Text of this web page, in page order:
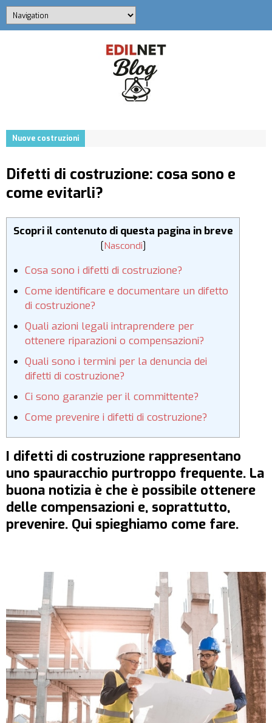
Nuove costruzioni
Difetti di costruzione: cosa sono e
come evitarli?
Scopri il contenuto di questa pagina in breve
[Nascondi]
Cosa sono i difetti di costruzione?
Come identificare e documentare un difetto
di costruzione?
Quali azioni legali intraprendere per
ottenere riparazioni o compensazioni?
Quali sono i termini per la denuncia dei
difetti di costruzione?
Ci sono garanzie per il committente?
Come prevenire i difetti di costruzione?
I difetti di costruzione rappresentano
uno spauracchio purtroppo frequente. La
buona notizia è che è possibile ottenere
delle compensazioni e, soprattutto,
prevenire. Qui spieghiamo come fare.